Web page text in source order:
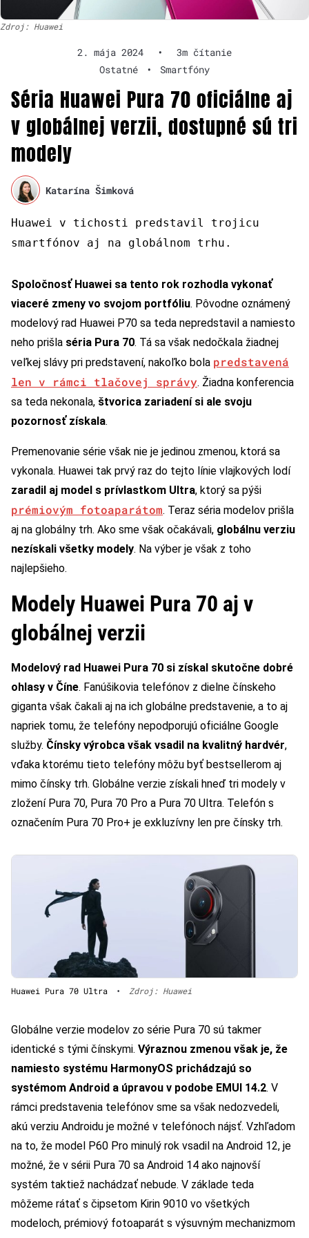
Zdroj: Huawei
2. mája 2024 •
3m čítanie
Ostatné
• Smartfóny
Séria Huawei Pura 70 oficiálne aj
v globálnej verzii, dostupné sú tri
modely
Katarína Šimková
Huawei v tichosti predstavil trojicu
smartfónov aj na globálnom trhu.
Spoločnosť Huawei sa tento rok rozhodla vykonať
viaceré zmeny vo svojom portfóliu. Pôvodne oznámený
modelový rad Huawei P70 sa teda nepredstavil a namiesto
neho prišla séria Pura 70. Tá sa však nedočkala žiadnej
veľkej slávy pri predstavení, nakoľko bola predstavená
len v rámci tlačovej správy. Žiadna konferencia
sa teda nekonala, štvorica zariadení si ale svoju
pozornosť získala.
Premenovanie série však nie je jedinou zmenou, ktorá sa
vykonala. Huawei tak prvý raz do tejto línie vlajkových lodí
zaradil aj model s prívlastkom Ultra, ktorý sa pýši
prémiovým fotoaparátom. Teraz séria modelov prišla
aj na globálny trh. Ako sme však očakávali, globálnu verziu
nezískali všetky modely. Na výber je však z toho
najlepšieho.
Modely Huawei Pura 70 aj v
globálnej verzii
Modelový rad Huawei Pura 70 si získal skutočne dobré
ohlasy v Číne. Fanúšikovia telefónov z dielne čínskeho
giganta však čakali aj na ich globálne predstavenie, a to aj
napriek tomu, že telefóny nepodporujú oficiálne Google
služby. Čínsky výrobca však vsadil na kvalitný hardvér,
vďaka ktorému tieto telefóny môžu byť bestsellerom aj
mimo čínsky trh. Globálne verzie získali hneď tri modely v
zložení Pura 70, Pura 70 Pro a Pura 70 Ultra. Telefón s
označením Pura 70 Pro+ je exkluzívny len pre čínsky trh.
Huawei Pura 70 Ultra • Zdroj: Huawei
Globálne verzie modelov zo série Pura 70 sú takmer
identické s tými čínskymi. Výraznou zmenou však je, že
namiesto systému HarmonyOS prichádzajú so
systémom Android a úpravou v podobe EMUI 14.2. V
rámci predstavenia telefónov sme sa však nedozvedeli,
akú verziu Androidu je možné v telefónoch nájsť. Vzhľadom
na to, že model P60 Pro minulý rok vsadil na Android 12, je
možné, že v sérii Pura 70 sa Android 14 ako najnovší
systém taktiež nachádzať nebude. V základe teda
môžeme rátať s čipsetom Kirin 9010 vo všetkých
modeloch, prémiový fotoaparát s výsuvným mechanizmom